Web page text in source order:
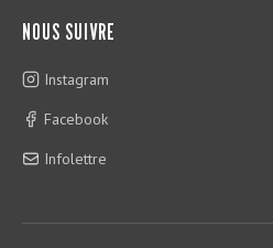
NOUS SUIVRE
Instagram
Facebook
Infolettre